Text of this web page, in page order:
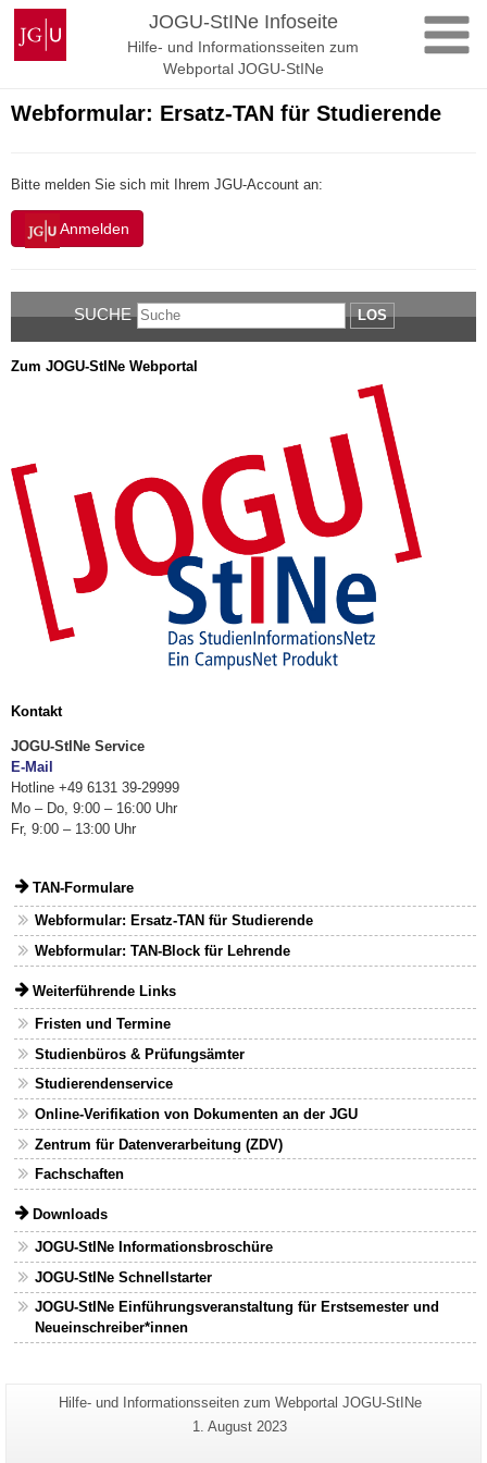
Zum
Inhalt
springen
Johannes
Gutenberg-
Universität
JOGU-StINe Infoseite
Hilfe- und Informationsseiten zum
Webportal JOGU-StINe
Webformular: Ersatz-TAN für Studierende
Bitte melden Sie sich mit Ihrem JGU-Account an:
Anmelden
SUCHE LOS
Zum JOGU-StINe Webportal
Kontakt
JOGU-StINe Service
E-Mail
Hotline +49 6131 39-29999
Mo – Do, 9:00 – 16:00 Uhr
Fr, 9:00 – 13:00 Uhr
TAN-Formulare
Webformular: Ersatz-TAN für Studierende
Webformular: TAN-Block für Lehrende
Weiterführende Links
Fristen und Termine
Studienbüros & Prüfungsämter
Studierendenservice
Online-Verifikation von Dokumenten an der JGU
Zentrum für Datenverarbeitung (ZDV)
Fachschaften
Downloads
JOGU-StINe Informationsbroschüre
JOGU-StINe Schnellstarter
JOGU-StINe Einführungsveranstaltung für Erstsemester und
Neueinschreiber*innen
Zusätzliche
Informationen
Seiten-
Hilfe- und Informationsseiten zum Webportal JOGU-StINe
Letzte
1. August 2023